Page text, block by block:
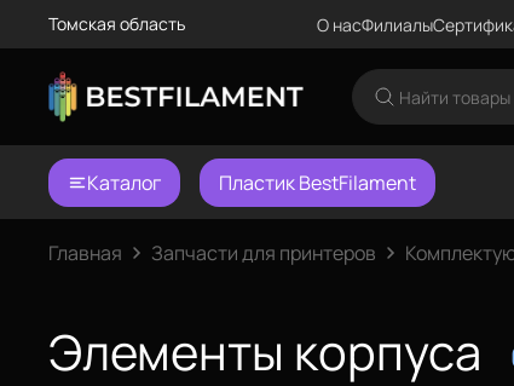
Томская область О насФилиалы
Каталог Пластик BestFilament
Главная Запчасти для принтеров
Элементы корпуса